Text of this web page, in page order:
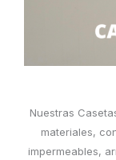
los
Nuestras
materiales,
impermeables,